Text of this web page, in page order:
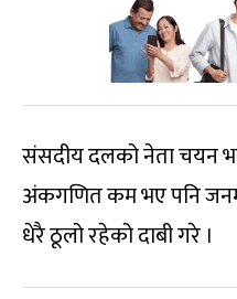
संसदीय दलको नेता चयन
अंकगणित कम भए पनि
धेरै ठूलो रहेको दाबी गरे ।